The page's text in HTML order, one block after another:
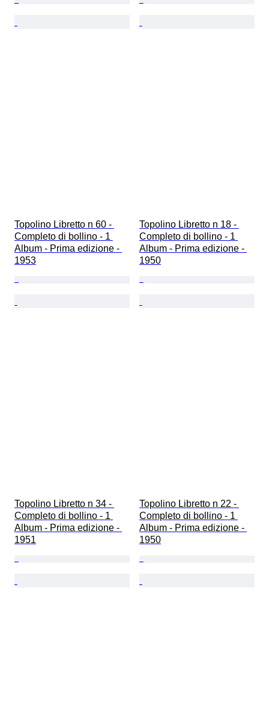
Topolino Libretto n 60 -
Completo di bollino - 1
Album - Prima edizione -
1953
Topolino Libretto n 18 -
Completo di bollino - 1
Album - Prima edizione -
1950
Topolino Libretto n 34 -
Completo di bollino - 1
Album - Prima edizione -
1951
Topolino Libretto n 22 -
Completo di bollino - 1
Album - Prima edizione -
1950